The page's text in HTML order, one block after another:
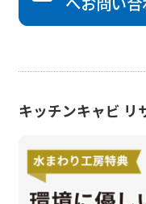
キッチンキャビ リ